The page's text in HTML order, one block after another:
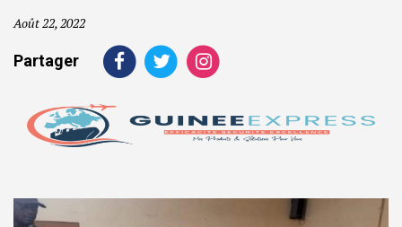
Août 22, 2022
Partager